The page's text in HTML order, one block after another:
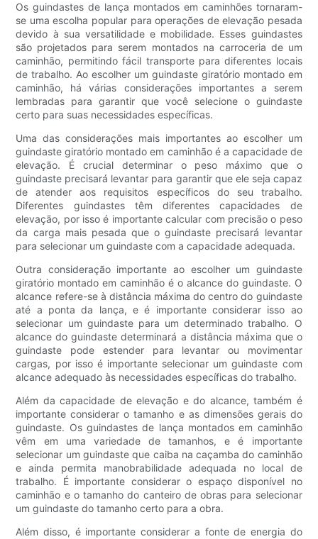
Os guindastes de lança montados em caminhões tornaram-
se uma escolha popular para operações de elevação pesada
devido à sua versatilidade e mobilidade. Esses guindastes
são projetados para serem montados na carroceria de um
caminhão, permitindo fácil transporte para diferentes locais
de trabalho. Ao escolher um guindaste giratório montado em
caminhão, há várias considerações importantes a serem
lembradas para garantir que você selecione o guindaste
certo para suas necessidades específicas.
Uma das considerações mais importantes ao escolher um
guindaste giratório montado em caminhão é a capacidade de
elevação. É crucial determinar o peso máximo que o
guindaste precisará levantar para garantir que ele seja capaz
de atender aos requisitos específicos do seu trabalho.
Diferentes guindastes têm diferentes capacidades de
elevação, por isso é importante calcular com precisão o peso
da carga mais pesada que o guindaste precisará levantar
para selecionar um guindaste com a capacidade adequada.
Outra consideração importante ao escolher um guindaste
giratório montado em caminhão é o alcance do guindaste. O
alcance refere-se à distância máxima do centro do guindaste
até a ponta da lança, e é importante considerar isso ao
selecionar um guindaste para um determinado trabalho. O
alcance do guindaste determinará a distância máxima que o
guindaste pode estender para levantar ou movimentar
cargas, por isso é importante selecionar um guindaste com
alcance adequado às necessidades específicas do trabalho.
Além da capacidade de elevação e do alcance, também é
importante considerar o tamanho e as dimensões gerais do
guindaste. Os guindastes de lança montados em caminhão
vêm em uma variedade de tamanhos, e é importante
selecionar um guindaste que caiba na caçamba do caminhão
e ainda permita manobrabilidade adequada no local de
trabalho. É importante considerar o espaço disponível no
caminhão e o tamanho do canteiro de obras para selecionar
um guindaste do tamanho certo para a obra.
Além disso, é importante considerar a fonte de energia do